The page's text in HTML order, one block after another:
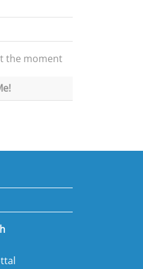
the moment